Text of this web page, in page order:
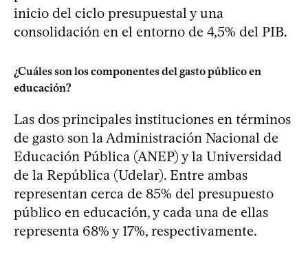
inicio del ciclo presupuestal y una
consolidación en el entorno de 4,5% del PIB.
¿Cuáles son los componentes del gasto público en
educación?
Las dos principales instituciones en términos
de gasto son la Administración Nacional de
Educación Pública (ANEP) y la Universidad
de la República (Udelar). Entre ambas
representan cerca de 85% del presupuesto
público en educación, y cada una de ellas
representa 68% y 17%, respectivamente.